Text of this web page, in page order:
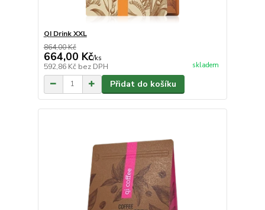
QI Drink XXL
864,00 Kč
664,00 Kč/ks
592,86 Kč bez DPH skladem
Přidat do košíku